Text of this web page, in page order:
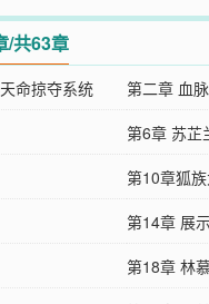
/共63章
命掠夺系统 第二章 血
第6章 苏芷
第10章狐
第14章 展
第18章 林